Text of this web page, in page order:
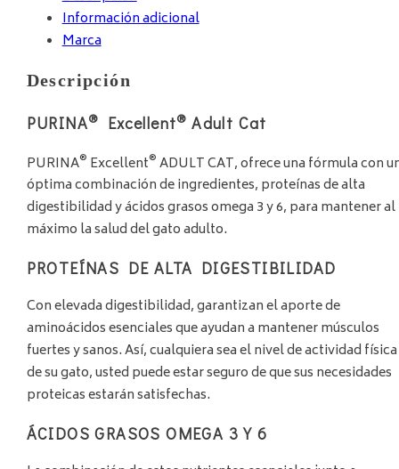
Información adicional
Marca
Descripción
PURINA® Excellent® Adult Cat
PURINA® Excellent®ADULT CAT, ofrece una fórmula con
óptima combinación de ingredientes, proteínas de alta
digestibilidad y ácidos grasos omega 3 y 6, para mantener al
máximo la salud del gato adulto.
PROTEÍNAS DE ALTA DIGESTIBILIDAD
Con elevada digestibilidad, garantizan el aporte de
aminoácidos esenciales que ayudan a mantener músculos
fuertes y sanos. Así, cualquiera sea el nivel de actividad física
de su gato, usted puede estar seguro de que sus necesidades
proteicas estarán satisfechas.
ÁCIDOS GRASOS OMEGA 3 Y 6